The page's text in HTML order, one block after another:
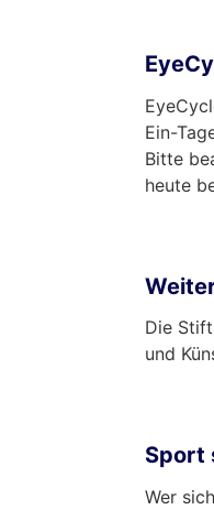
Ein-
Bitte
heute
Die
und
Sport
Wer